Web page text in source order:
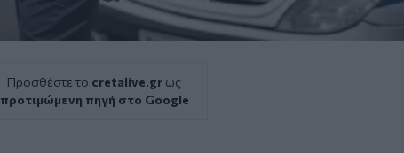
Προσθέστε το cretalive.gr ως
προτιμώμενη πηγή στο Google